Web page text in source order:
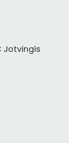
Jotvingis